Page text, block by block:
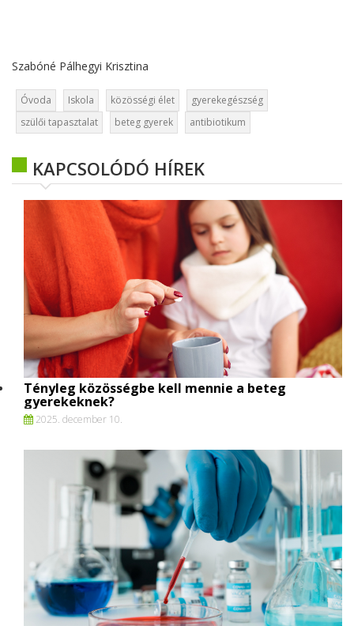
Szabóné Pálhegyi Krisztina
Óvoda Iskola közösségi élet
gyerekegészség
szülői tapasztalat
beteg gyerek antibiotikum
KAPCSOLÓDÓ HÍREK
Tényleg közösségbe kell mennie a beteg
gyerekeknek?
2025. december 10.